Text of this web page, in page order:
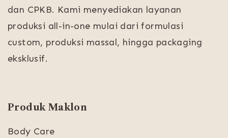
dan CPKB. Kami menyediakan layanan
produksi all-in-one mulai dari formulasi
custom, produksi massal, hingga packaging
eksklusif.
Produk Maklon
Body Care